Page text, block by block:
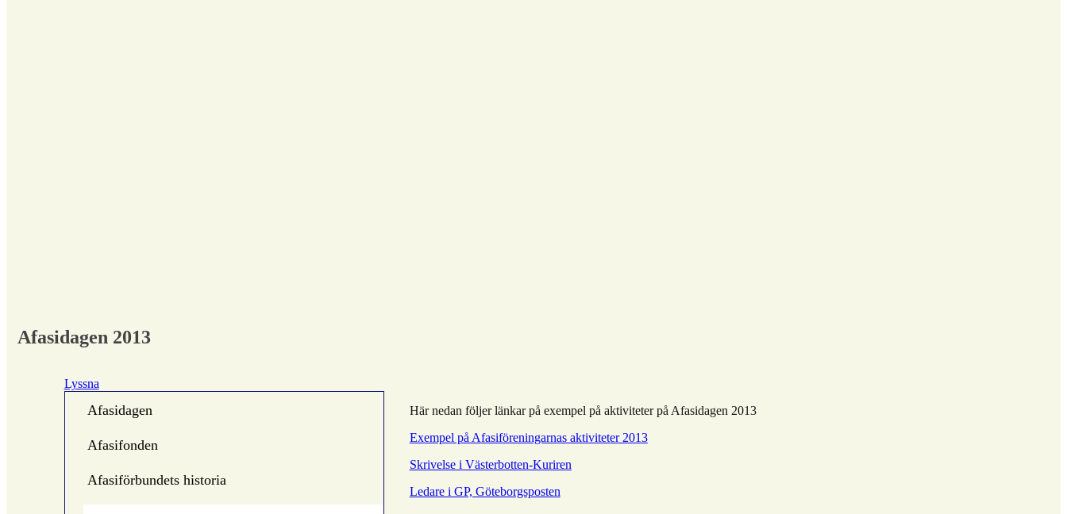
Afasidagen 2013
Lyssna
Afasidagen
Afasifonden
Afasiförbundets historia
Här nedan följer länkar på exempel på aktiviteter på Afasidagen 2013
Exempel på Afasiföreningarnas aktiviteter 2013
Skrivelse i Västerbotten-Kuriren
Ledare i GP, Göteborgsposten